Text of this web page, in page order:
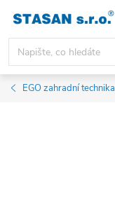
obsah
EGO zahradní technika